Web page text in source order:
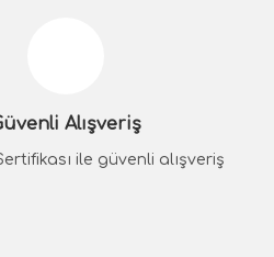
bilgilerinde hatalar bulunuyor.
fiyatı diğer sitelerden daha pahalı.
Alışveriş
ile güvenli alışveriş